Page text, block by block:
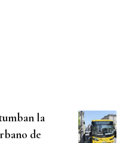
la
de